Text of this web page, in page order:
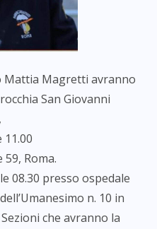
Mattia Magretti avranno
San Giovanni
59, Roma.
08.30 presso ospedale
n. 10 in
che avranno la